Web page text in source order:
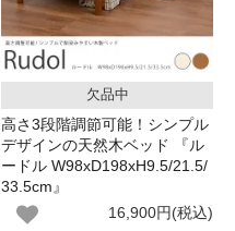
欠品中
高さ3段階調節可能！シンプル
デザインの天然木ベッド 『ル
ードル W98xD198xH9.5/21.5/
33.5cm』
16,900円(税込)